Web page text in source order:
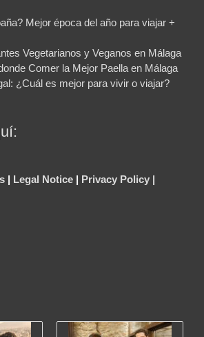
Mejor época del año para viajar +
Vegetarianos y Veganos en Málaga
Comer la Mejor Paella en Málaga
¿Cuál es mejor para vivir o viajar?
| Legal Notice | Privacy Policy |